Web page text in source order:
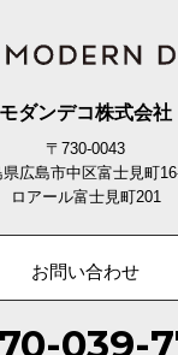
モダンデコ株式会社
〒730-0043
県広島市中区富士見町
ロアール富士見町201
お問い合わせ
039-